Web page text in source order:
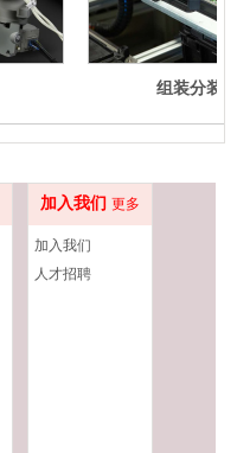
组装分装
加入我们 更多
加入我们
人才招聘